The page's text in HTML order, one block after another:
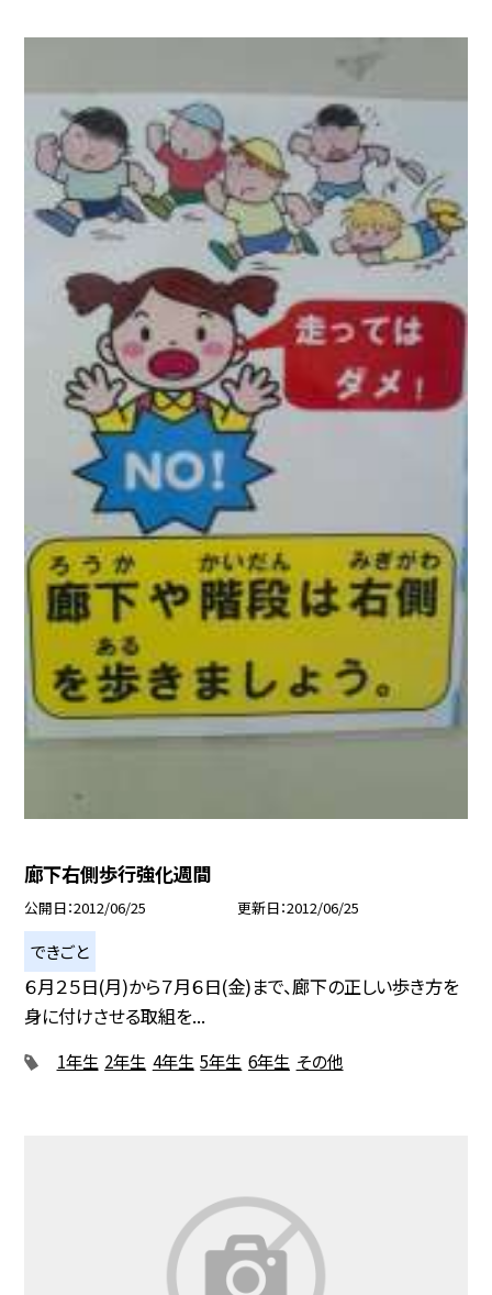
廊下右側歩行強化週間
公開日 2012/06/25 更新日 2012/06/25
できごと
６月２５日(月)から７月６日(金)まで、廊下の正しい歩き方を
身に付けさせる取組を...
1年生 2年生 4年生 5年生 6年生 その他